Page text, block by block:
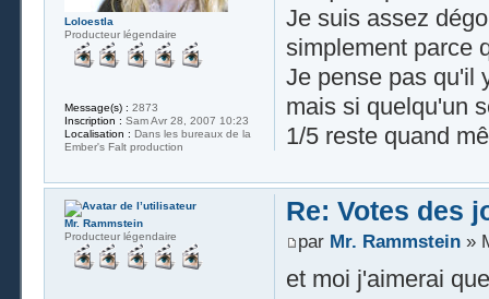
Je suis assez
simplement parce
Je pense pas qu'il
mais si quelqu'un
1/5 reste quand
Loloestla
Producteur légendaire
Message(s) : 2873
Inscription : Sam Avr 28, 2007 10:23
Localisation : Dans les bureaux de la
Ember's Falt production
Re: Votes des
par Mr. Rammstein»
et moi j'aimerai
Mr. Rammstein
Producteur légendaire